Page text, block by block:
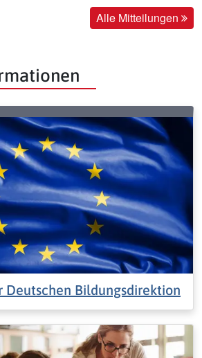
Alle Mitteilungen
Deutschen Bildungsdirektion